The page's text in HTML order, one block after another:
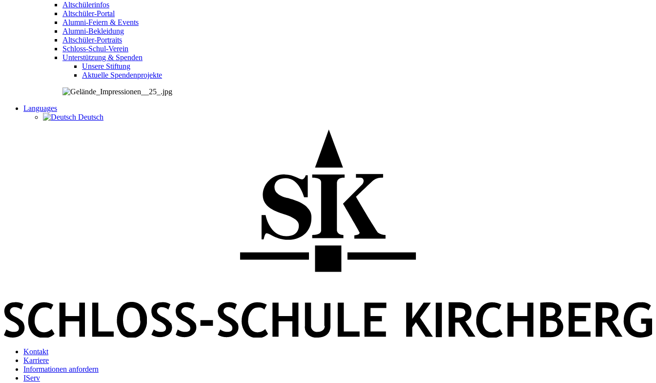
Altschülerinfos
Altschüler-Portal
Alumni-Feiern & Events
Alumni-Bekleidung
Altschüler-Portraits
Schloss-Schul-Verein
Unterstützung & Spenden
Unsere Stiftung
Aktuelle Spendenprojekte
Languages
Deutsch
Kontakt
Karriere
Informationen anfordern
IServ